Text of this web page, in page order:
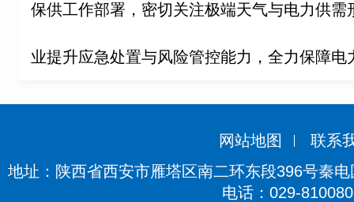
保供工作部署，密切关注极端天气与电力供
业提升应急处置与风险管控能力，全力保障电
网站地图
联系
地址：陕西省西安市雁塔区南二环东段396号秦
电话：029-